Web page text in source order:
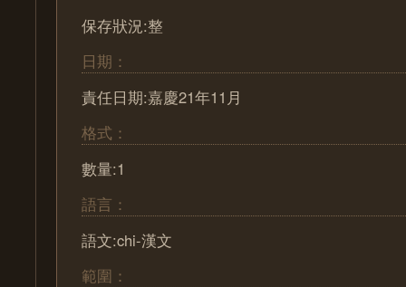
保存狀況:整
日期：
責任日期:嘉慶21年11月
格式：
數量:1
語言：
語文:chi-漢文
範圍：